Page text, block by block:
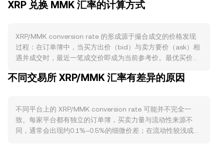
本身不存在类似比特币的减半机制，也没有网络层面的原生质
期提升对XRP的实际结算需求；XRPL上原生去中心化功能、账
户抽象、代币化以及NFT等用例的增长，也会在活跃周期内增
加对XRP作为手续费与流动性资产的需求。宏观相关性方面，
弱、当地流动性环境与全球风险偏好变化（如避险情绪升温、
展、美国关于XRP的司法裁决阶段性结果、以及其他主要司法
辖区对代币分类与牌照要求的变动，均可能引发对XRP需求与
流动性的再定价。最后，技术面与微观结构也会带来短周期波
XRP 兑换 MMK 汇率的计算方式
XRP/MMK conversion rate 的形成源于撮合成交的价格发现
过程：在订单簿中，当买方出价（bid）与卖方要价（ask）相
遇并成交时，最近一笔成交价即成为当前参考价。最优买价与
成本；而两者的平均值常被视为“中间价”，用于评估瞬时参考
Σ(Price_i × Volume_i) / Σ Volume_i，即以各平台价格按对应成
交量加权，成交量越大，权重越高。面向简单换算，若当前
XRP/MMK conversion rate 为R，则以R表示1枚XRP可折算的
不同交易所 XRP/MMK 汇率有差异的原因
不同平台上的 XRP/MMK conversion rate 可能并不完全一
致。每家平台都有独立的订单簿，买卖力量与流动性来源不
同，通常会出现约0.1%–0.5%的细微价差；在流动性较浅或波